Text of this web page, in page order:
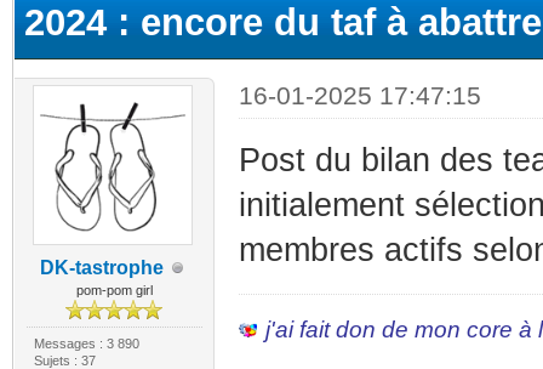
2024 : encore du taf à
DK-tastrophe
pom-pom girl
Messages : 3 890
Sujets : 37
16-01-2025 17:47:15
Post du bilan des
initialement
membres actifs
j'ai fait don de mon core à